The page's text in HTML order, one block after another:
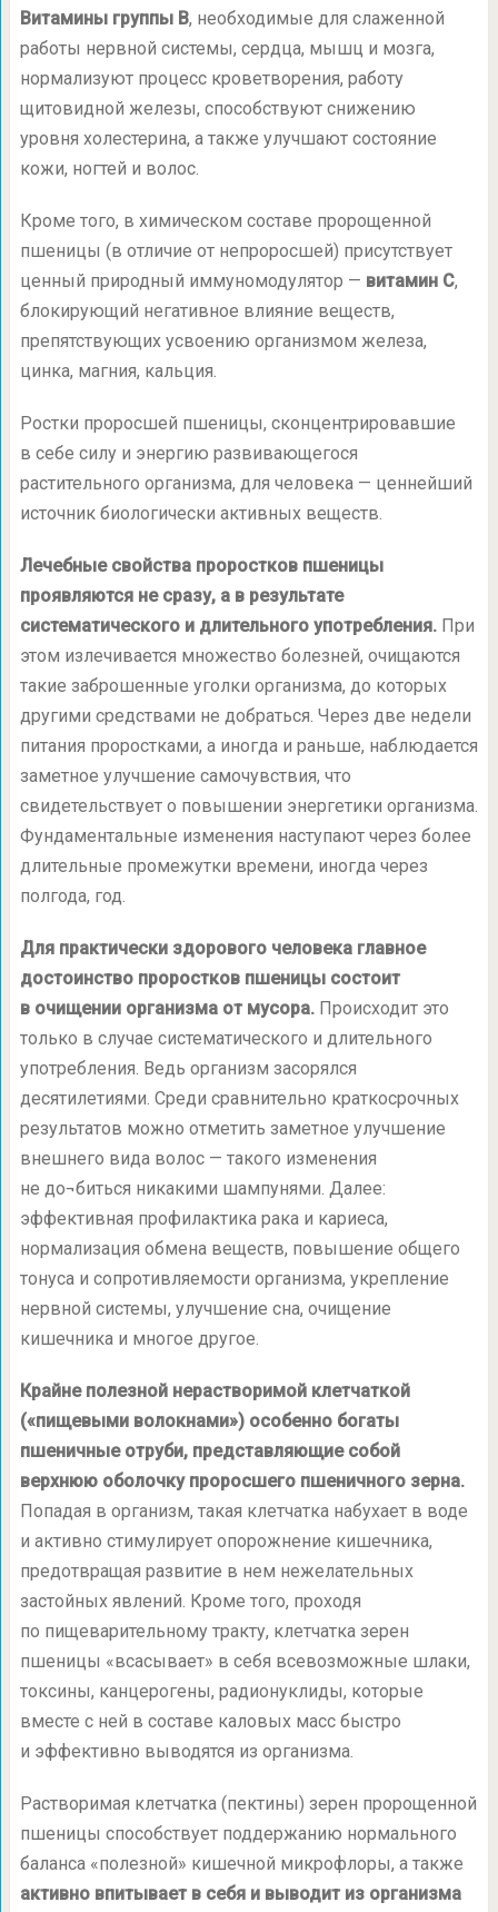
Витамины группы B, необходимые для слаженной
работы нервной системы, сердца, мышц и мозга,
нормализуют процесс кроветворения, работу
щитовидной железы, способствуют снижению
уровня холестерина, а также улучшают состояние
кожи, ногтей и волос.
Кроме того, в химическом составе пророщенной
пшеницы (в отличие от непроросшей) присутствует
ценный природный иммуномодулятор — витамин С,
блокирующий негативное влияние веществ,
препятствующих усвоению организмом железа,
цинка, магния, кальция.
Ростки проросшей пшеницы, сконцентрировавшие
в себе силу и энергию развивающегося
растительного организма, для человека — ценнейший
источник биологически активных веществ.
Лечебные свойства проростков пшеницы
проявляются не сразу, а в результате
систематического и длительного употребления.При
этом излечивается множество болезней, очищаются
такие заброшенные уголки организма, до которых
другими средствами не добраться. Через две недели
питания проростками, а иногда и раньше, наблюдается
заметное улучшение самочувствия, что
свидетельствует о повышении энергетики организма.
Фундаментальные изменения наступают через более
длительные промежутки времени, иногда через
полгода, год.
Для практически здорового человека главное
достоинство проростков пшеницы состоит
в очищении организма от мусора.Происходит это
только в случае систематического и длительного
употребления. Ведь организм засорялся
десятилетиями. Среди сравнительно краткосрочных
результатов можно отметить заметное улучшение
внешнего вида волос — такого изменения
не до¬биться никакими шампунями. Далее:
эффективная профилактика рака и кариеса,
нормализация обмена веществ, повышение общего
тонуса и сопротивляемости организма, укрепление
нервной системы, улучшение сна, очищение
кишечника и многое другое.
Крайне полезной нерастворимой клетчаткой
(«пищевыми волокнами») особенно богаты
пшеничные отруби, представляющие собой
верхнюю оболочку проросшего пшеничного зерна.
Попадая в организм, такая клетчатка набухает в воде
и активно стимулирует опорожнение кишечника,
предотвращая развитие в нем нежелательных
застойных явлений. Кроме того, проходя
по пищеварительному тракту, клетчатка зерен
пшеницы «всасывает» в себя всевозможные шлаки,
токсины, канцерогены, радионуклиды, которые
вместе с ней в составе каловых масс быстро
и эффективно выводятся из организма.
Растворимая клетчатка (пектины) зерен пророщенной
пшеницы способствует поддержанию нормального
баланса «полезной» кишечной микрофлоры, а также
активно впитывает в себя и выводит из организма